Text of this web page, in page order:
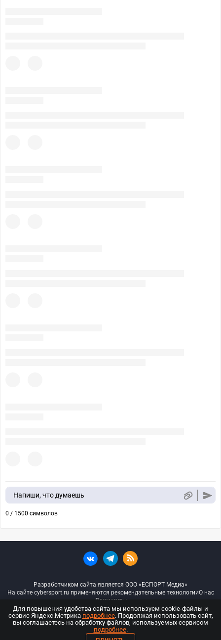
Напиши, что думаешь
0 / 1500 символов
Разработчиком сайта является ООО «ЕСПОРТ Медиа»
На сайте cybersport.ru применяются рекомендательные технологииО нас
Документы
© ООО «Киберспорт.ру» — Все права защищены
18+
Для повышения удобства сайта мы используем cookie-файлы и
сервис Яндекс.Метрика подробнее. Продолжая использовать сайт,
вы соглашаетесь на обработку файлов, используемых сервисом
подробнее.